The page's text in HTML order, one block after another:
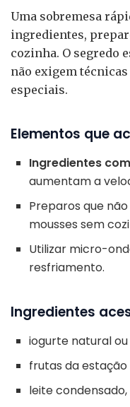
Uma sobremesa
ingredientes,
cozinha. O segredo
não exigem
especiais.
Elementos que
Ingredientes
aumentam a
Preparos que
mousses sem
Utilizar micro-
resfriamento.
Ingredientes
iogurte natural
frutas da estação
leite